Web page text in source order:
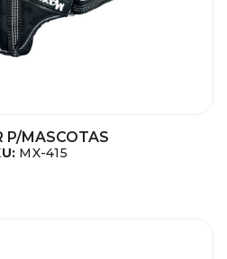
P/MASCOTAS
MX-415